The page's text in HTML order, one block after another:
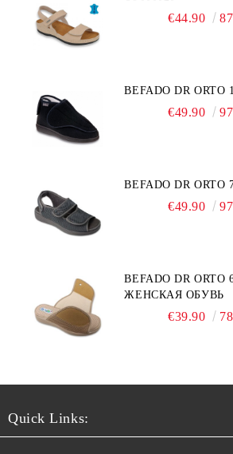
€44.90
BEFADO DR ORTO
€49.90
BEFADO DR ORTO
€49.90
BEFADO DR ORTO
ЖЕНСКАЯ ОБУВЬ
€39.90
Quick Links: